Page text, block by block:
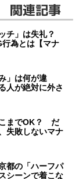
関連記事
チ」は失礼？
為とは【マナ
」は何が違
人が絶対に外さ
こまでOK？ だ
失敗しないマナ
都の「ハーフパ
シーンで着こな